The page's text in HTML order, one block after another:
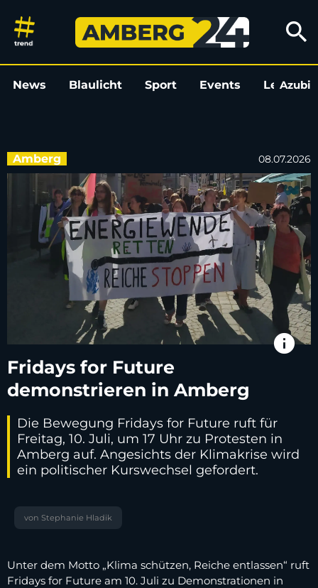
Fridays for Future
search
News Blaulicht Sport Events LeoAzubi
Amberg 08.07.2026
info
Fridays for Future
demonstrieren in Amberg
Die Bewegung Fridays for Future ruft für
Freitag, 10. Juli, um 17 Uhr zu Protesten in
Amberg auf. Angesichts der Klimakrise wird
ein politischer Kurswechsel gefordert.
von Stephanie Hladik
Unter dem Motto „Klima schützen, Reiche entlassen“ ruft
Fridays for Future am 10. Juli zu Demonstrationen in